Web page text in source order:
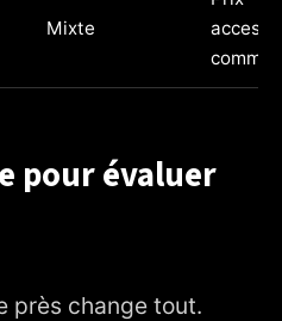
Mixte
pour évaluer
près change tout.